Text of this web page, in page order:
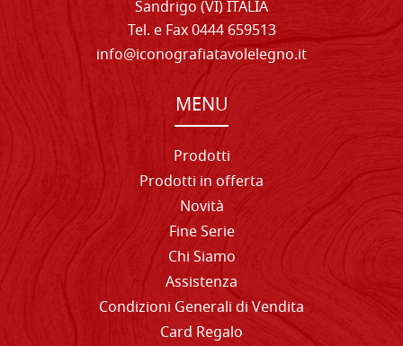
Sandrigo (VI) ITALIA
Tel. e Fax 0444 659513
info@iconografiatavolelegno.it
MENU
Prodotti
Prodotti in offerta
Novità
Fine Serie
Chi Siamo
Assistenza
Condizioni Generali di Vendita
Card Regalo